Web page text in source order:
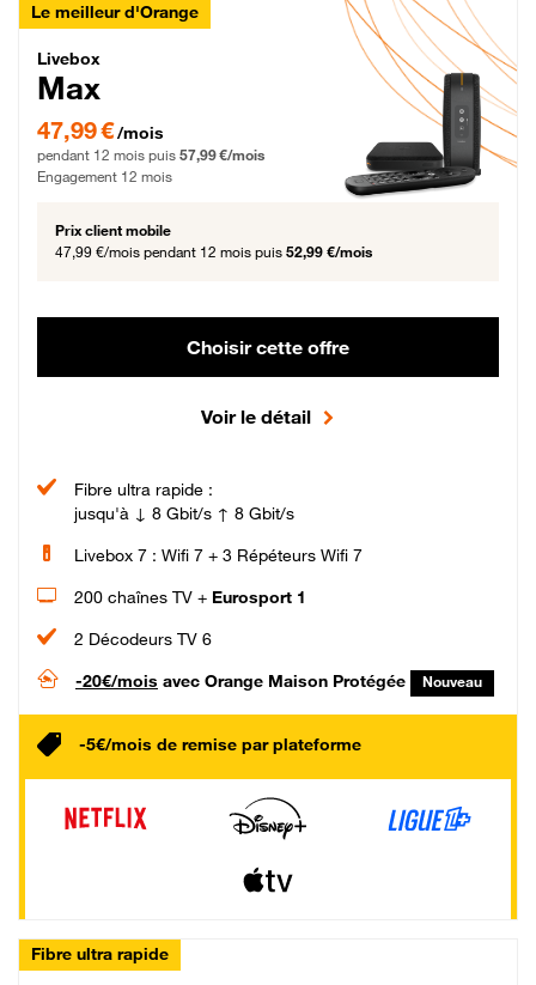
Le meilleur d'Orange
Livebox Max Fibre
Livebox
Max
47,99 € par mois pendant 12 mois puis 57,99 € par mois, Engagement 12 mois
47,99 €/mois
pendant 12 mois puis 57,99 €/mois
Engagement 12 mois
Prix client mobile
47,99 €/mois pendant 12 mois puis 52,99 €/mois
Choisir cette offre
Voir le détail
Fibre ultra rapide :
jusqu'à ↓ 8 Gbit/s ↑ 8 Gbit/s
Livebox 7 : Wifi 7 + 3 Répéteurs Wifi 7
200 chaînes TV + Eurosport 1
2 Décodeurs TV 6
-20€/mois avec Orange Maison Protégée Nouveau
-5€/mois de remise par plateforme
Fibre ultra rapide